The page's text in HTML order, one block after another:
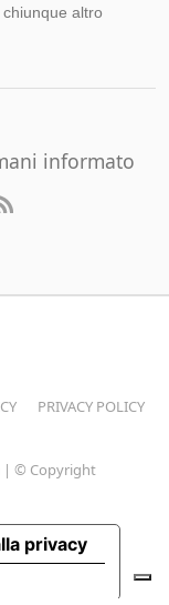
altro
informato
PRIVACY POLICY
| © Copyright
privacy